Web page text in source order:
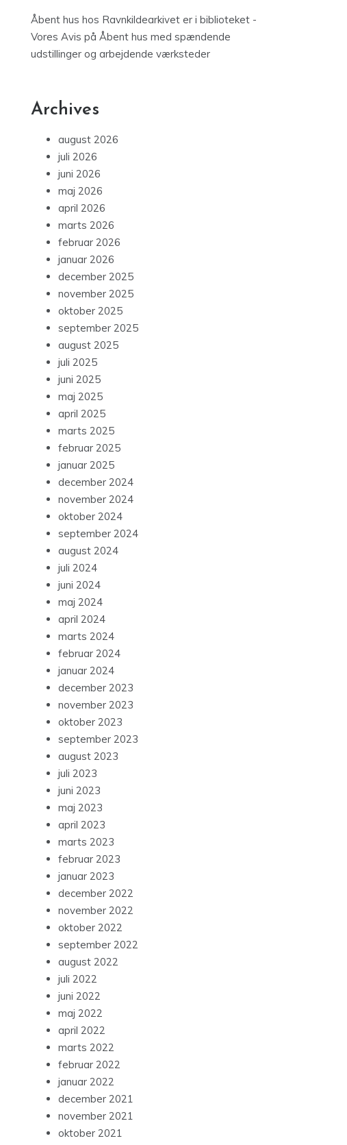
Åbent hus hos Ravnkildearkivet er i biblioteket -
Vores Avis på Åbent hus med spændende
udstillinger og arbejdende værksteder
Archives
august 2026
juli 2026
juni 2026
maj 2026
april 2026
marts 2026
februar 2026
januar 2026
december 2025
november 2025
oktober 2025
september 2025
august 2025
juli 2025
juni 2025
maj 2025
april 2025
marts 2025
februar 2025
januar 2025
december 2024
november 2024
oktober 2024
september 2024
august 2024
juli 2024
juni 2024
maj 2024
april 2024
marts 2024
februar 2024
januar 2024
december 2023
november 2023
oktober 2023
september 2023
august 2023
juli 2023
juni 2023
maj 2023
april 2023
marts 2023
februar 2023
januar 2023
december 2022
november 2022
oktober 2022
september 2022
august 2022
juli 2022
juni 2022
maj 2022
april 2022
marts 2022
februar 2022
januar 2022
december 2021
november 2021
oktober 2021